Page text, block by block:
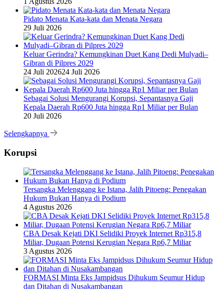
Pidato Menata Kata-kata dan Menata Negara
29 Juli 2026
Keluar Gerindra? Kemungkinan Duet Kang Dedi Mulyadi–
Gibran di Pilpres 2029
24 Juli 202624 Juli 2026
Sebagai Solusi Mengurangi Korupsi, Sepantasnya Gaji
Kepala Daerah Rp600 Juta hingga Rp1 Miliar per Bulan
20 Juli 2026
Selengkapnya
Korupsi
Tersangka Melenggang ke Istana, Jalih Pitoeng: Penegakan
Hukum Bukan Hanya di Podium
4 Agustus 2026
CBA Desak Kejati DKI Selidiki Proyek Internet Rp315,8
Miliar, Dugaan Potensi Kerugian Negara Rp6,7 Miliar
3 Agustus 2026
FORMASI Minta Eks Jampidsus Dihukum Seumur Hidup
dan Ditahan di Nusakambangan